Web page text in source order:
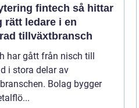
fintech så hittar
rätt ledare i en
tillväxtbransch
har gått från nisch till
i stora delar av
Bolag bygger